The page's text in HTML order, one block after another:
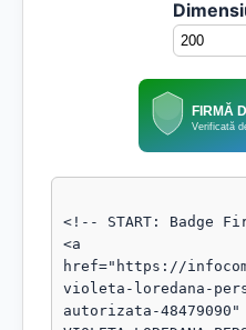
FIRMĂ
Verificată
<!-- START: Badge
<a
href="https://
violeta-loredana-
autorizata-48479090"